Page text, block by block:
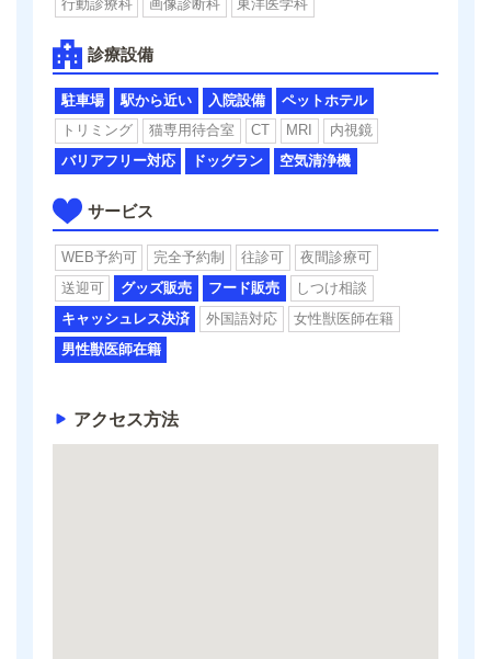
行動診療科
画像診断科 東洋医学科
診療設備
駐車場 駅から近い 入院設備
ペットホテル
トリミング
猫専用待合室 CT MRI
内視鏡
バリアフリー対応
ドッグラン 空気清浄機
サービス
WEB予約可 完全予約制 往診可
夜間診療可
送迎可
グッズ販売 フード販売
しつけ相談
キャッシュレス決済
外国語対応
女性獣医師在籍
男性獣医師在籍
アクセス方法